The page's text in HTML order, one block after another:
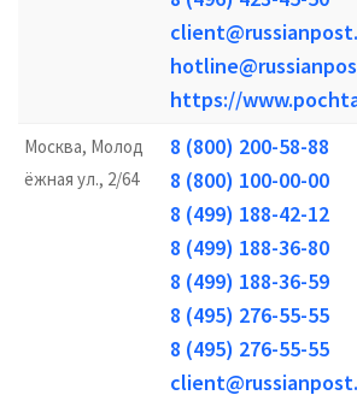
https://
Москва, Молод
ёжная ул., 2/64
8 (800) 200-58-88
8 (800) 100-00-00
8 (499) 188-42-12
8 (499) 188-36-80
8 (499) 188-36-59
8 (495) 276-55-55
8 (495) 276-55-55